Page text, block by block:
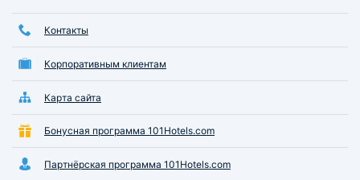
Контакты
Корпоративным клиентам
Карта сайта
Бонусная программа 101Hotels.com
Партнёрская программа 101Hotels.com